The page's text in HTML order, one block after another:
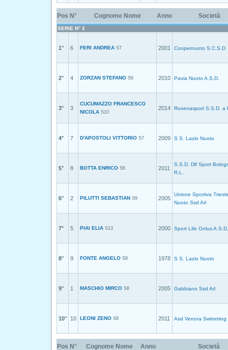
Pos N° Cognome Nome Anno Società
SERIE N° 2
1° 6 FERI ANDREA S7 2001 Coopernuoto S.C.S.D
2° 4 ZORZAN STEFANO S8 2010 Pavia Nuoto A.S.D.
3° 3
CUCUMAZZO FRANCESCO
NICOLA S10
2014 Roxenasport S.S.D. a
4° 7 D'APOSTOLI VITTORIO S7 2009 S S. Lazio Nuoto
5° 8 BOTTA ENRICO S6 2011
S.S.D. Dlf Sport
R.L.
6° 2 PILUTTI SEBASTIAN S9 2005
Unione Sportiva
Nuoto Ssd Arl
7° 5 PIAI ELIA S13 2000 Sport Life Onlus A.S.D.
8° 9 FONTE ANGELO S8 1978 S S. Lazio Nuoto
9° 1 MASCHIO MIRCO S8 2005 Gabbiano Ssd Arl
10° 10 LEONI ZENO S8 2011 Asd Verona Swimming
Pos N° Cognome Nome Anno Società